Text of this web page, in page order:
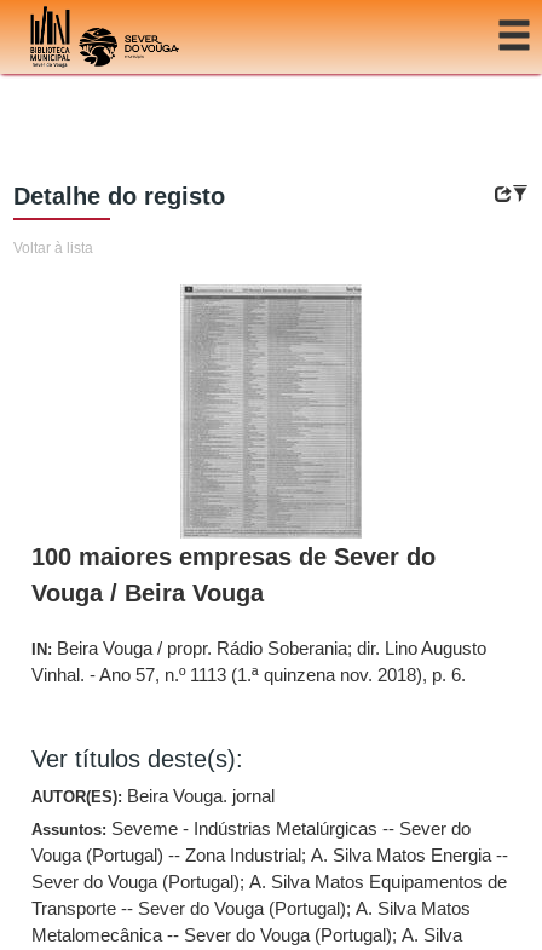
Ir para o conteúdo
Detalhe do registo
Voltar à lista
100 maiores empresas de Sever do
Vouga / Beira Vouga
IN: Beira Vouga / propr. Rádio Soberania; dir. Lino Augusto
Vinhal. - Ano 57, n.º 1113 (1.ª quinzena nov. 2018), p. 6.
Ver títulos deste(s):
AUTOR(ES): Beira Vouga. jornal
Assuntos: Seveme - Indústrias Metalúrgicas -- Sever do
Vouga (Portugal) -- Zona Industrial;A. Silva Matos Energia --
Sever do Vouga (Portugal);A. Silva Matos Equipamentos de
Transporte -- Sever do Vouga (Portugal);A. Silva Matos
Metalomecânica -- Sever do Vouga (Portugal);A. Silva